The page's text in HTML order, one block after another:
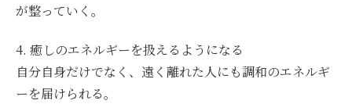
が整っていく。
4. 癒しのエネルギーを扱えるようになる
自分自身だけでなく、遠く離れた人にも調和のエネルギ
ーを届けられる。